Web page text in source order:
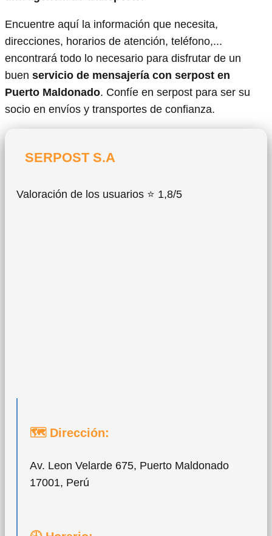
Encuentre aquí la información que necesita,
direcciones, horarios de atención, teléfono,...
encontrará todo lo necesario para disfrutar de un
buen servicio de mensajería con serpost en
Puerto Maldonado. Confíe en serpost para ser su
socio en envíos y transportes de confianza.
SERPOST S.A
Valoración de los usuarios ⭐ 1,8/5
🗺 Dirección:
Av. Leon Velarde 675, Puerto Maldonado
17001, Perú